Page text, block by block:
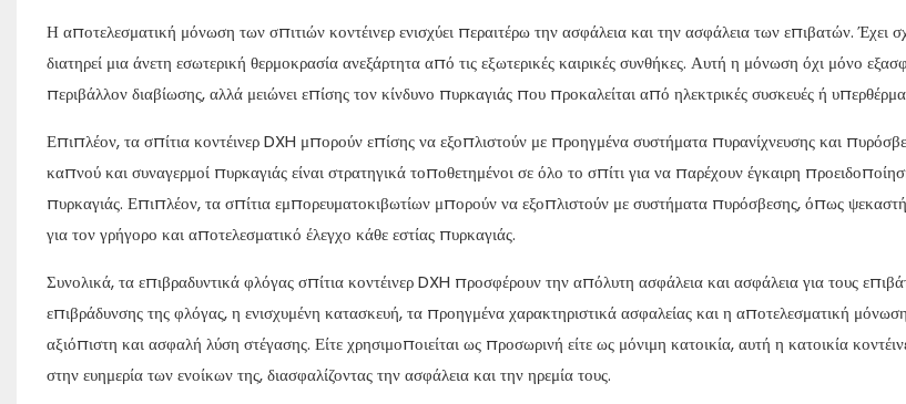
Η αποτελεσματική μόνωση των σπιτιών κοντέινερ ενισχύει περαιτέρω την ασφάλεια και την ασφάλεια των επιβατών. Έχει
διατηρεί μια άνετη εσωτερική θερμοκρασία ανεξάρτητα από τις εξωτερικές καιρικές συνθήκες. Αυτή η μόνωση όχι μόνο
περιβάλλον διαβίωσης, αλλά μειώνει επίσης τον κίνδυνο πυρκαγιάς που προκαλείται από ηλεκτρικές συσκευές ή
Επιπλέον, τα σπίτια κοντέινερ DXH μπορούν επίσης να εξοπλιστούν με προηγμένα συστήματα πυρανίχνευσης και
καπνού και συναγερμοί πυρκαγιάς είναι στρατηγικά τοποθετημένοι σε όλο το σπίτι για να παρέχουν έγκαιρη
πυρκαγιάς. Επιπλέον, τα σπίτια εμπορευματοκιβωτίων μπορούν να εξοπλιστούν με συστήματα πυρόσβεσης, όπως
για τον γρήγορο και αποτελεσματικό έλεγχο κάθε εστίας πυρκαγιάς.
Συνολικά, τα επιβραδυντικά φλόγας σπίτια κοντέινερ DXH προσφέρουν την απόλυτη ασφάλεια και ασφάλεια για τους
επιβράδυνσης της φλόγας, η ενισχυμένη κατασκευή, τα προηγμένα χαρακτηριστικά ασφαλείας και η αποτελεσματική
αξιόπιστη και ασφαλή λύση στέγασης. Είτε χρησιμοποιείται ως προσωρινή είτε ως μόνιμη κατοικία, αυτή η κατοικία
στην ευημερία των ενοίκων της, διασφαλίζοντας την ασφάλεια και την ηρεμία τους.